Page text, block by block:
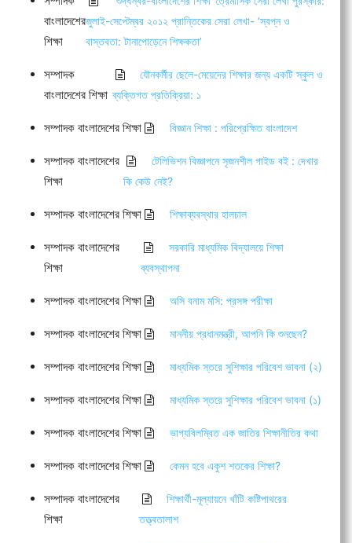
বাংলাদেশের
শিক্ষা
জুলাই-সেপ্টেম্বর ২০১২ প্রান্তিকের সেরা লেখা- ‘স্বপ্ন ও
বাস্তবতা: টানাপোড়েনে শিক্ষকতা’
সম্পাদক
বাংলাদেশের শিক্ষা
যৌনকর্মীর ছেলে-মেয়েদের শিক্ষার জন্য একটি স্কুল ও
ব্যক্তিগত প্রতিক্রিয়া: ১
সম্পাদক বাংলাদেশের শিক্ষা বিজ্ঞান শিক্ষা : পরিপ্রেক্ষিত বাংলাদেশ
সম্পাদক বাংলাদেশের
শিক্ষা
টেলিভিশন বিজ্ঞাপনে সৃজনশীল গাইড বই : দেখার
কি কেউ নেই?
সম্পাদক বাংলাদেশের শিক্ষা শিক্ষাব্যবস্থার হালচাল
সম্পাদক বাংলাদেশের
শিক্ষা
সরকারি মাধ্যমিক বিদ্যালয়ে শিক্ষা
ব্যবস্থাপনা
সম্পাদক বাংলাদেশের শিক্ষা অসি বনাম মসি: প্রসঙ্গ পরীক্ষা
সম্পাদক বাংলাদেশের শিক্ষা মাননীয় প্রধানমন্ত্রী, আপনি কি শুনছেন?
সম্পাদক বাংলাদেশের শিক্ষা মাধ্যমিক স্তরে সুশিক্ষার পরিবেশ ভাবনা (২)
সম্পাদক বাংলাদেশের শিক্ষা মাধ্যমিক স্তরে সুশিক্ষার পরিবেশ ভাবনা (১)
সম্পাদক বাংলাদেশের শিক্ষা ভাগ্যবিলম্বিত এক জাতির শিক্ষানীতির কথা
সম্পাদক বাংলাদেশের শিক্ষা কেমন হবে একুশ শতকের শিক্ষা?
সম্পাদক বাংলাদেশের
শিক্ষা
শিক্ষার্থী-মূল্যায়নে খাঁটি কষ্টিপাথরের
তত্ত্বতালাশ